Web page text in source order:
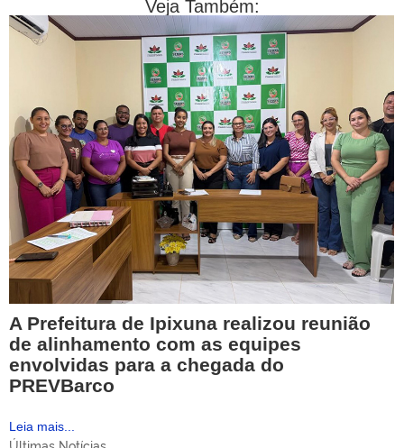
Veja Também:
A Prefeitura de Ipixuna realizou reunião
de alinhamento com as equipes
envolvidas para a chegada do
PREVBarco
Leia mais...